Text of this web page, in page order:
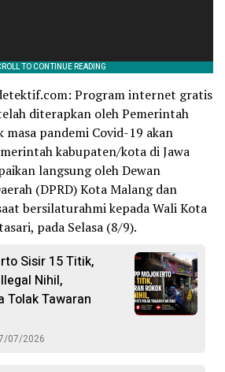
Program internet gratis
diterapkan oleh Pemerintah
pandemi Covid-19 akan
kabupaten/kota di Jawa
langsung oleh Dewan
(DPRD) Kota Malang dan
bersilaturahmi kepada Wali Kota
pada Selasa (8/9).
Sisir 15 Titik,
Nihil,
Tolak Tawaran
07/2026